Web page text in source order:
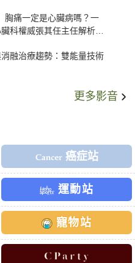
胸痛一定是心臟病嗎？一
科權威張其任主任解析支
融治療趨勢：雙能量技術
更多影音
癌症站
運動站
寵物站